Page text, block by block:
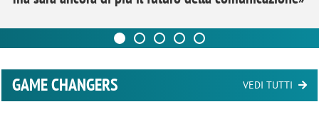
GAME CHANGERS VEDI TUTTI